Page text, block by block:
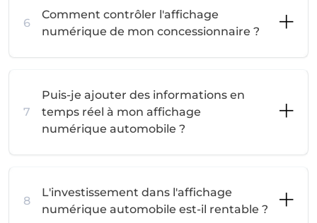
6
Comment contrôler l'affichage
numérique de mon concessionnaire ?
7
Puis-je ajouter des informations en
temps réel à mon affichage
numérique automobile ?
8
L'investissement dans l'affichage
numérique automobile est-il rentable ?